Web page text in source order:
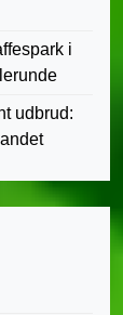
i
udbrud: